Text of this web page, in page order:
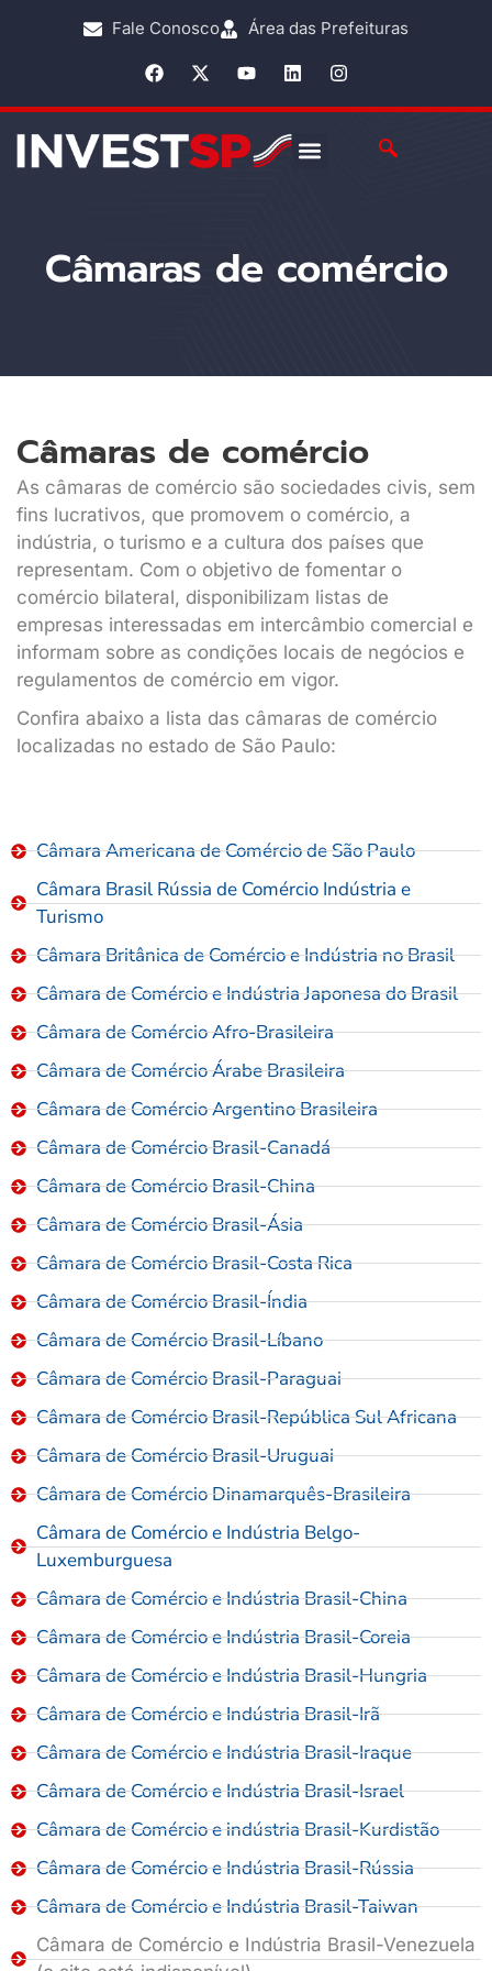
Fale Conosco Área das Prefeituras
Câmaras de comércio
Câmaras de comércio
As câmaras de comércio são sociedades civis, sem
fins lucrativos, que promovem o comércio, a
indústria, o turismo e a cultura dos países que
representam. Com o objetivo de fomentar o
comércio bilateral, disponibilizam listas de
empresas interessadas em intercâmbio comercial e
informam sobre as condições locais de negócios e
regulamentos de comércio em vigor.
Confira abaixo a lista das câmaras de comércio
localizadas no estado de São Paulo:
Câmara Americana de Comércio de São Paulo
Câmara Brasil Rússia de Comércio Indústria e
Turismo
Câmara Britânica de Comércio e Indústria no Brasil
Câmara de Comércio e Indústria Japonesa do Brasil
Câmara de Comércio Afro-Brasileira
Câmara de Comércio Árabe Brasileira
Câmara de Comércio Argentino Brasileira
Câmara de Comércio Brasil-Canadá
Câmara de Comércio Brasil-China
Câmara de Comércio Brasil-Ásia
Câmara de Comércio Brasil-Costa Rica
Câmara de Comércio Brasil-Índia
Câmara de Comércio Brasil-Líbano
Câmara de Comércio Brasil-Paraguai
Câmara de Comércio Brasil-República Sul Africana
Câmara de Comércio Brasil-Uruguai
Câmara de Comércio Dinamarquês-Brasileira
Câmara de Comércio e Indústria Belgo-
Luxemburguesa
Câmara de Comércio e Indústria Brasil-China
Câmara de Comércio e Indústria Brasil-Coreia
Câmara de Comércio e Indústria Brasil-Hungria
Câmara de Comércio e Indústria Brasil-Irã
Câmara de Comércio e Indústria Brasil-Iraque
Câmara de Comércio e Indústria Brasil-Israel
Câmara de Comércio e indústria Brasil-Kurdistão
Câmara de Comércio e Indústria Brasil-Rússia
Câmara de Comércio e Indústria Brasil-Taiwan
Câmara de Comércio e Indústria Brasil-Venezuela